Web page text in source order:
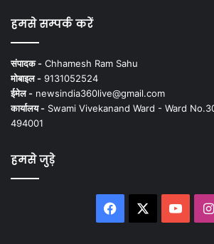
हमसे सम्पर्क करें
संपादक - Chhamesh Ram Sahu
मोबाइल - 9131052524
ईमेल - newsindia360live@gmail.com
कार्यालय - Swami Vivekanand Ward - Ward
494001
हमसे जुड़े
Facebook